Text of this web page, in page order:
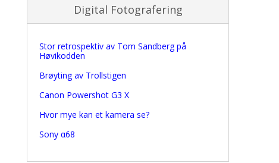
Digital Fotografering
Stor retrospektiv av Tom Sandberg på
Høvikodden
Brøyting av Trollstigen
Canon Powershot G3 X
Hvor mye kan et kamera se?
Sony α68